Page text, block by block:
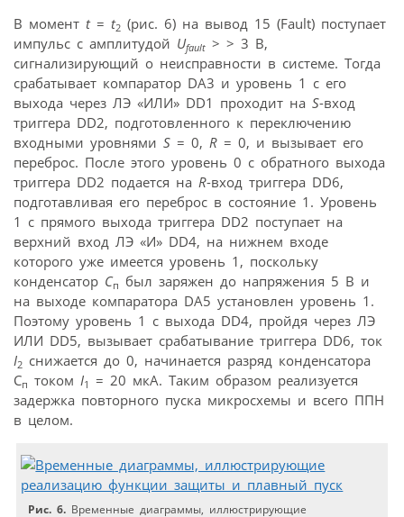
В момент t= t2 (рис. 6) на вывод 15 (Fault) поступает
импульс с амплитудой Ufault > > 3 В,
сигнализирующий о неисправности в системе. Тогда
срабатывает компаратор DA3 и уровень 1 с его
выхода через ЛЭ «ИЛИ» DD1 проходит на S-вход
триггера DD2, подготовленного к переключению
входными уровнями S = 0, R = 0, и вызывает его
переброс. После этого уровень 0 с обратного выхода
триггера DD2 подается на R-вход триггера DD6,
подготавливая его переброс в состояние 1. Уровень
1 с прямого выхода триггера DD2 поступает на
верхний вход ЛЭ «И» DD4, на нижнем входе
которого уже имеется уровень 1, поскольку
конденсатор Cп был заряжен до напряжения 5 В и
на выходе компаратора DA5 установлен уровень 1.
Поэтому уровень 1 с выхода DD4, пройдя через ЛЭ
ИЛИ DD5, вызывает срабатывание триггера DD6, ток
I2 снижается до 0, начинается разряд конденсатора
Cп током I1
= 20 мкА. Таким образом реализуется
задержка повторного пуска микросхемы и всего ППН
в целом.
Рис. 6. Временные диаграммы, иллюстрирующие